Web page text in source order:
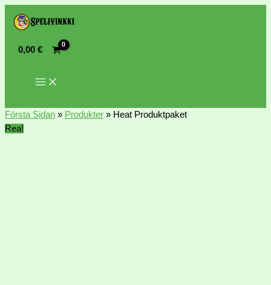
0,00€
Första Sidan » Produkter » Heat Produktpaket
Rea!